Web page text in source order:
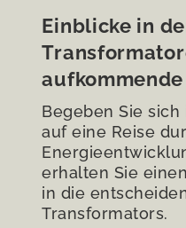
Einblicke in
Begeben Sie
auf eine Reise
erhalten Sie
in die
Transformators.